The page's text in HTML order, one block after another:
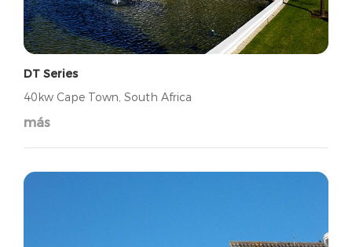
DT Series
40kw Cape Town, South Africa
más